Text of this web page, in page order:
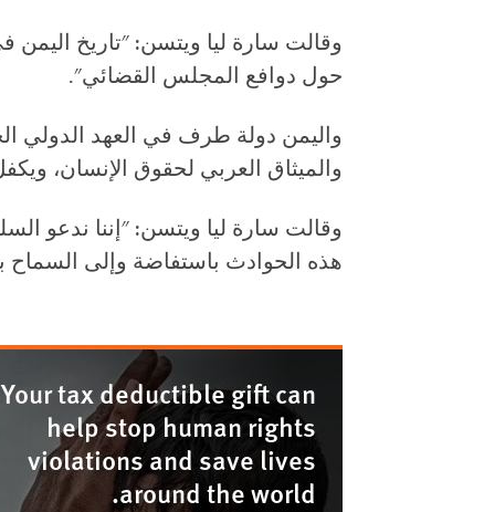
وقالت سارة ليا ويتسن: "تاريخ اليمن
حول دوافع المجلس القضائي".
واليمن دولة طرف في العهد الدولي
والميثاق العربي لحقوق الإنسان،
وقالت سارة ليا ويتسن: "إننا ندعو
هذه الحوادث باستفاضة وإلى السماح
Your tax deductible gift can
help stop human rights
violations and save lives
around the world.